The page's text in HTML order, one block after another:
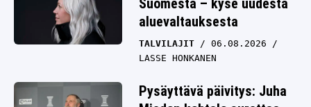
Suomesta – kyse uudesta
aluevaltauksesta
TALVILAJIT
06.08.2026
LASSE HONKANEN
Pysäyttävä päivitys: Juha